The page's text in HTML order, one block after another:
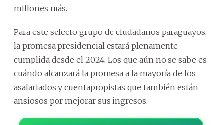
millones más.
Para este selecto grupo de ciudadanos paraguayos,
la promesa presidencial estará plenamente
cumplida desde el 2024. Los que aún no se sabe es
cuándo alcanzará la promesa a la mayoría de los
asalariados y cuentapropistas que también están
ansiosos por mejorar sus ingresos.